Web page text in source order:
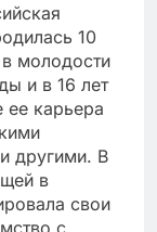
10
молодости
и в 16 лет
ее карьера
другими. В
в
свои